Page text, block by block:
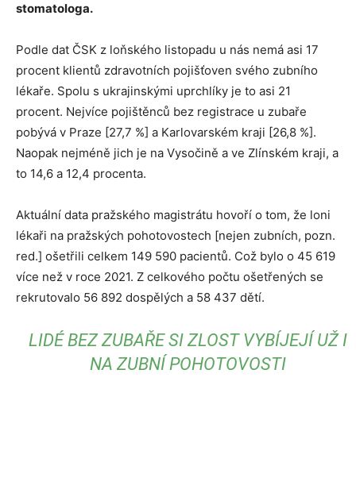
stomatologa.
Podle dat ČSK z loňského listopadu u nás nemá asi 17
procent klientů zdravotních pojišťoven svého zubního
lékaře. Spolu s ukrajinskými uprchlíky je to asi 21
procent. Nejvíce pojištěnců bez registrace u zubaře
pobývá v Praze [27,7 %] a Karlovarském kraji [26,8 %].
Naopak nejméně jich je na Vysočině a ve Zlínském kraji, a
to 14,6 a 12,4 procenta.
Aktuální data pražského magistrátu hovoří o tom, že loni
lékaři na pražských pohotovostech [nejen zubních, pozn.
red.] ošetřili celkem 149 590 pacientů. Což bylo o 45 619
více než v roce 2021. Z celkového počtu ošetřených se
rekrutovalo 56 892 dospělých a 58 437 dětí.
LIDÉ BEZ ZUBAŘE SI ZLOST VYBÍJEJÍ UŽ I
NA ZUBNÍ POHOTOVOSTI